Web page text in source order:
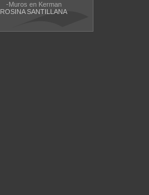
-Muros en Kerman
ROSINA SANTILLANA